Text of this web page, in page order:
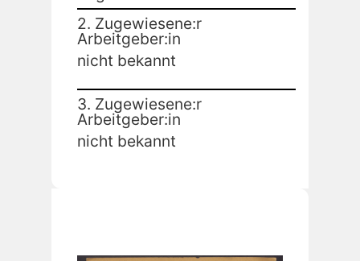
2. Zugewiesene:r
Arbeitgeber:in
nicht bekannt
3. Zugewiesene:r
Arbeitgeber:in
nicht bekannt